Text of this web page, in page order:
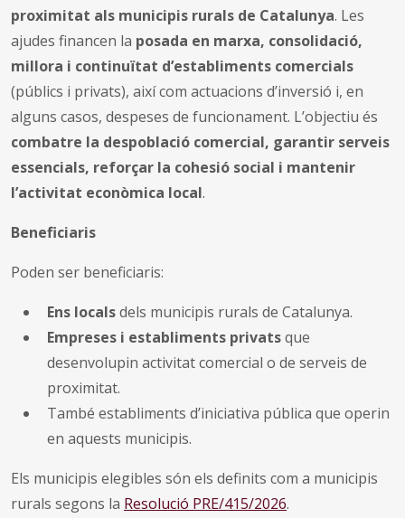
proximitat als municipis rurals de Catalunya. Les
ajudes financen la posada en marxa, consolidació,
millora i continuïtat d’establiments comercials
(públics i privats), així com actuacions d’inversió i, en
alguns casos, despeses de funcionament. L’objectiu és
combatre la despoblació comercial, garantir serveis
essencials, reforçar la cohesió social i mantenir
l’activitat econòmica local.
Beneficiaris
Poden ser beneficiaris:
Ens localsdels municipis rurals de Catalunya.
Empreses i establiments privatsque
desenvolupin activitat comercial o de serveis de
proximitat.
També establiments d’iniciativa pública que operin
en aquests municipis.
Els municipis elegibles són els definits com a municipis
rurals segons la Resolució PRE/415/2026.